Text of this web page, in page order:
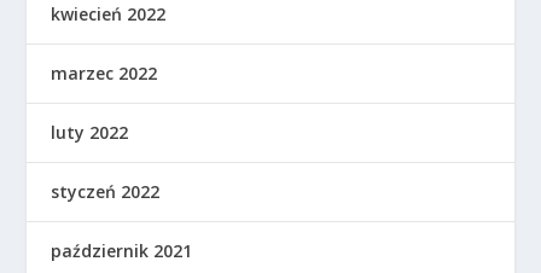
kwiecień 2022
marzec 2022
luty 2022
styczeń 2022
październik 2021